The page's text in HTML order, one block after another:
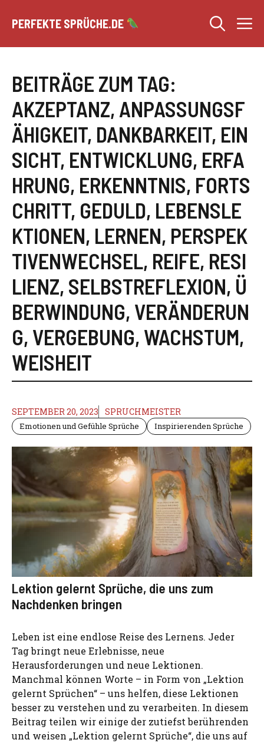
Inhalt
PERFEKTE SPRÜCHE.DE
BEITRÄGE ZUM TAG:
AKZEPTANZ, ANPASSUNGSF
ÄHIGKEIT, DANKBARKEIT, EIN
SICHT, ENTWICKLUNG, ERFA
HRUNG, ERKENNTNIS, FORTS
CHRITT, GEDULD, LEBENSLE
KTIONEN, LERNEN, PERSPEK
TIVENWECHSEL, REIFE, RESI
LIENZ, SELBSTREFLEXION, Ü
BERWINDUNG, VERÄNDERUN
G, VERGEBUNG, WACHSTUM,
WEISHEIT
SEPTEMBER 20, 2023 SPRUCHMEISTER
Emotionen und Gefühle Sprüche Inspirierenden Sprüche
Lektion gelernt Sprüche, die uns zum
Nachdenken bringen
Leben ist eine endlose Reise des Lernens. Jeder
Tag bringt neue Erlebnisse, neue
Herausforderungen und neue Lektionen.
Manchmal können Worte – in Form von „Lektion
gelernt Sprüchen“ – uns helfen, diese Lektionen
besser zu verstehen und zu verarbeiten. In diesem
Beitrag teilen wir einige der zutiefst berührenden
und weisen „Lektion gelernt Sprüche“, die uns auf